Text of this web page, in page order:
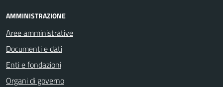
AMMINISTRAZIONE
Aree amministrative
Documenti e dati
Enti e fondazioni
Organi di governo